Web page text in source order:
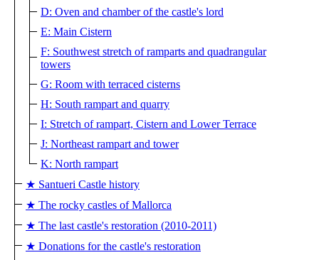
D: Oven and chamber of the castle's lord
E: Main Cistern
F: Southwest stretch of ramparts and quadrangular
towers
G: Room with terraced cisterns
H: South rampart and quarry
I: Stretch of rampart, Cistern and Lower Terrace
J: Northeast rampart and tower
K: North rampart
★ Santueri Castle history
★ The rocky castles of Mallorca
★ The last castle's restoration (2010-2011)
★ Donations for the castle's restoration